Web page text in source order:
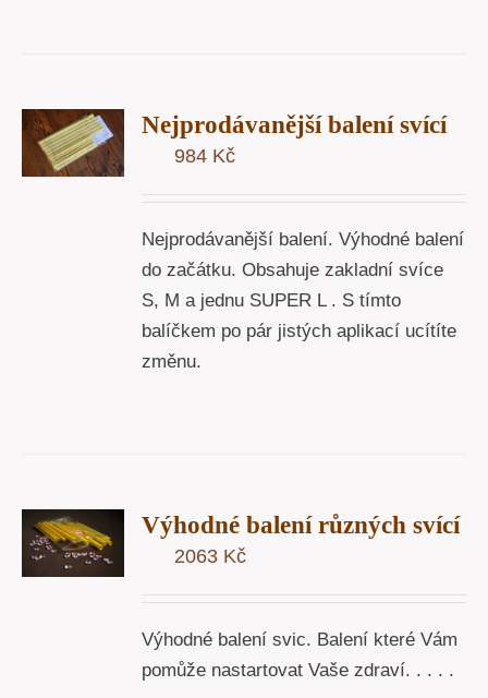
Nejprodávanější balení svící
984 Kč
Nejprodávanější balení. Výhodné balení
do začátku. Obsahuje zakladní svíce
S, M a jednu SUPER L . S tímto
balíčkem po pár jistých aplikací ucítíte
změnu.
Výhodné balení různých svící
2063 Kč
Výhodné balení svic. Balení které Vám
pomůže nastartovat Vaše zdraví. . . . .